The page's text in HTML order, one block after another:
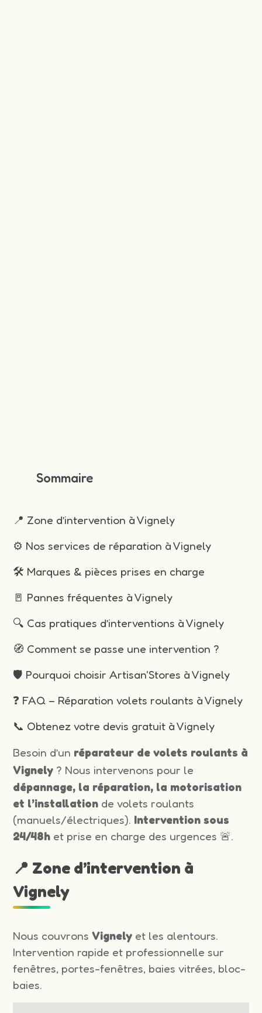
Sommaire
📍 Zone d’intervention à Vignely
⚙️ Nos services de réparation à Vignely
🛠️ Marques & pièces prises en charge
🚪 Pannes fréquentes à Vignely
🔍 Cas pratiques d’interventions à Vignely
🧭 Comment se passe une intervention ?
🛡️ Pourquoi choisir Artisan'Stores à Vignely
❓ FAQ – Réparation volets roulants à Vignely
📞 Obtenez votre devis gratuit à Vignely
Besoin d’un réparateur de volets roulants à
Vignely ? Nous intervenons pour le
dépannage, la réparation, la motorisation
et l’installation de volets roulants
(manuels/électriques). Intervention sous
24/48h et prise en charge des urgences 🚨.
📍 Zone d’intervention à
Vignely
Nous couvronsVignely et les alentours.
Intervention rapide et professionnelle sur
fenêtres, portes-fenêtres, baies vitrées, bloc-
baies.